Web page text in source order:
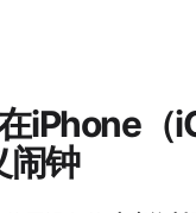
iPhone（
闹钟